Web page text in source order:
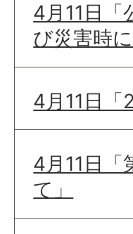
4月11日「
び災害時
4月11日
4月11日「
て」